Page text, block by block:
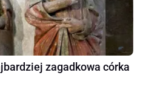
zagadkowa córka